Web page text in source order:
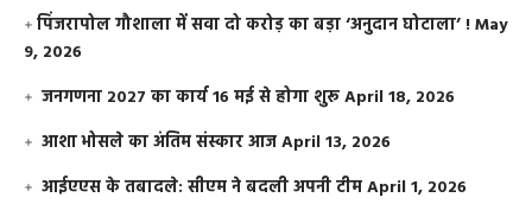
​पिंजरापोल गौशाला में सवा दो करोड़ का बड़ा ‘अनुदान घोटाला’ !May
9, 2026
जनगणना 2027 का कार्य 16 मई से होगा शुरूApril 18, 2026
आशा भोसले का अंतिम संस्कार आजApril 13, 2026
आईएएस के तबादले: सीएम ने बदली अपनी टीमApril 1, 2026